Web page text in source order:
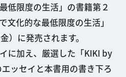
低限度の生活」の書籍第２
文化的な最低限度の生活」
）に発売されます。
に加え、厳選した「KIKI by
ッセイと本書用の書き下ろ